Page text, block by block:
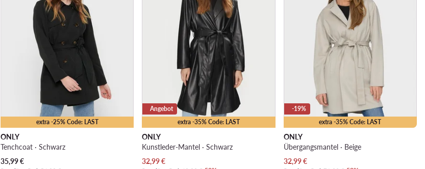
extra -25% Code: LAST
ONLY
Tenchcoat · Schwarz
Aktueller Preis
35,99€
extra -35% Code: LAST
Angebot
ONLY
Kunstleder-Mantel · Schwarz
Aktueller Preis
32,99€
extra -35% Code: LAST
-19%
ONLY
Übergangsmantel · Beige
Aktueller Preis
32,99€